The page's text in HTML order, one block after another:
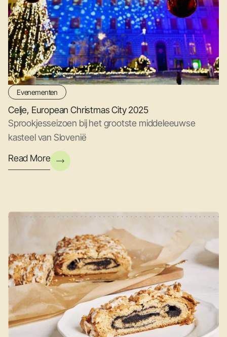
Evenementen
Celje, European Christmas City 2025
Sprookjesseizoen bij het grootste middeleeuwse
kasteel van Slovenië
Read More